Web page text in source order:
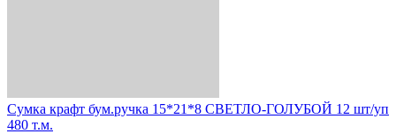
Сумка крафт бум.ручка 15*21*8 СВЕТЛО-ГОЛУБОЙ 12 шт/уп
480 т.м.